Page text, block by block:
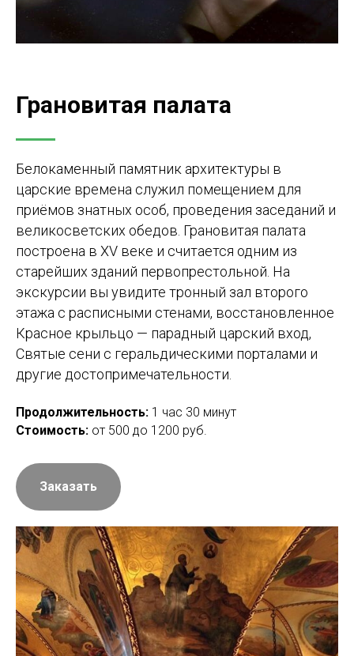
Грановитая палата
Белокаменный памятник архитектуры в
царские времена служил помещением для
приёмов знатных особ, проведения заседаний и
великосветских обедов. Грановитая палата
построена в XV веке и считается одним из
старейших зданий первопрестольной. На
экскурсии вы увидите тронный зал второго
этажа с расписными стенами, восстановленное
Красное крыльцо — парадный царский вход,
Святые сени с геральдическими порталами и
другие достопримечательности.
Продолжительность: 1 час 30 минут
Стоимость: от 500 до 1200 руб.
Заказать